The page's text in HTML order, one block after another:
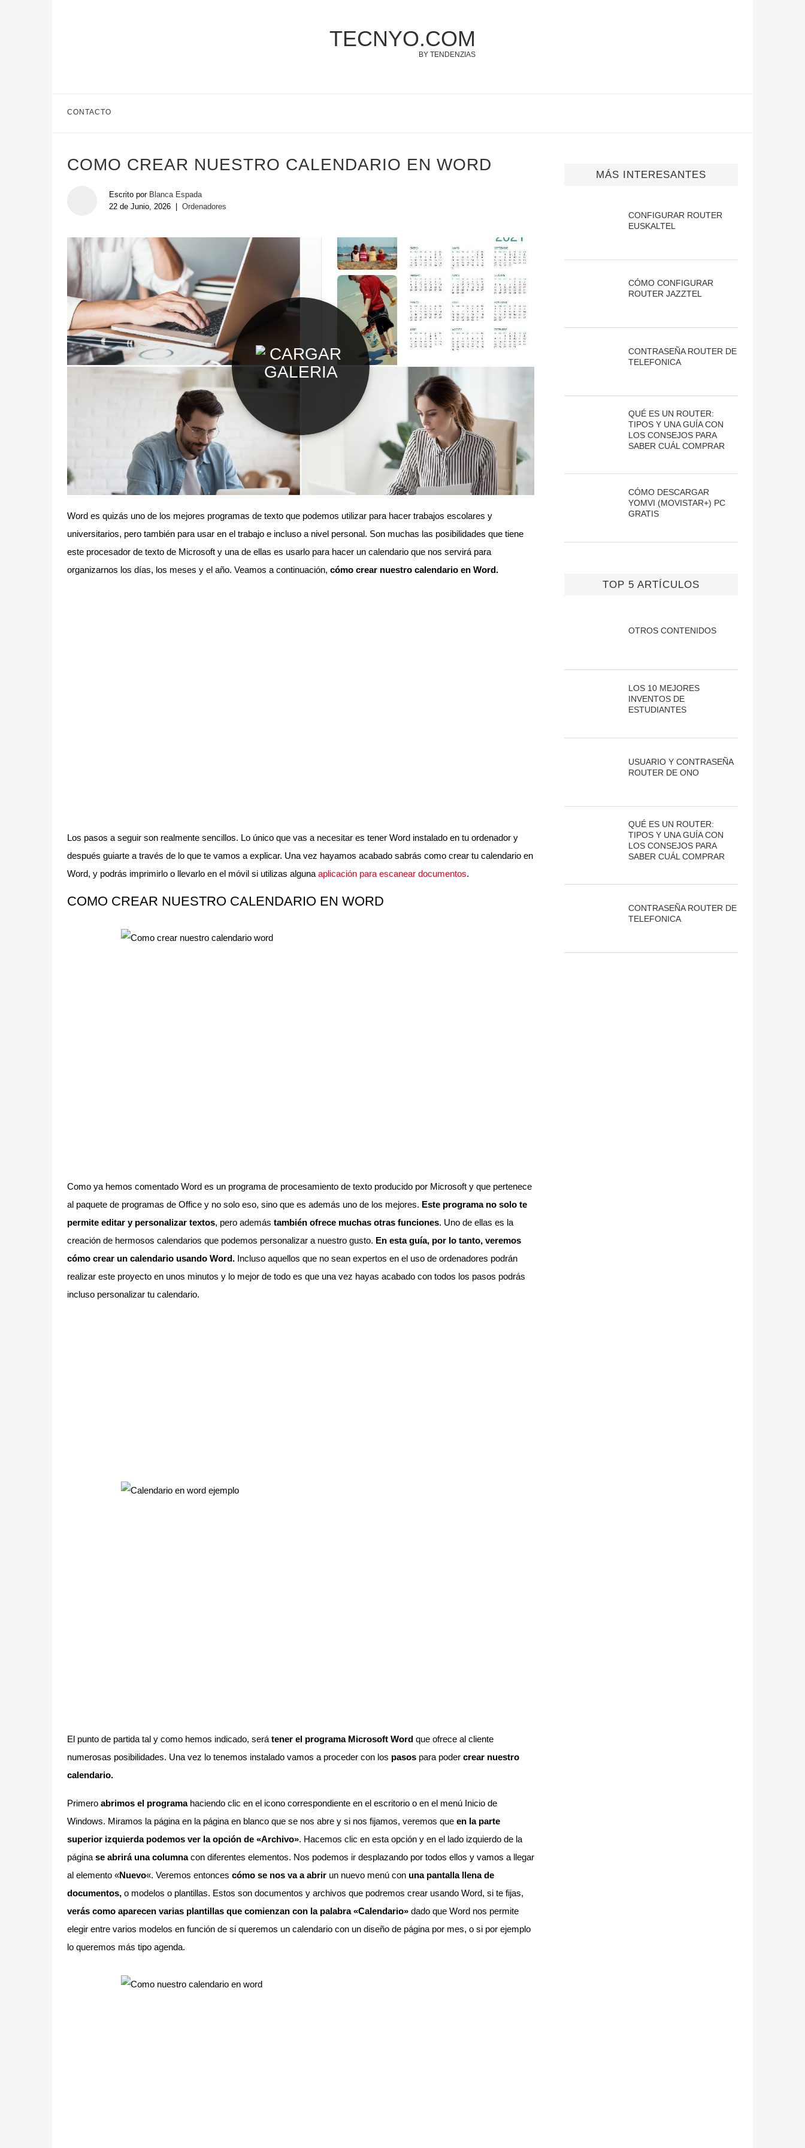
TECNYO.COM
BY TENDENZIAS
CONTACTO
COMO CREAR NUESTRO CALENDARIO EN WORD
Escrito por Blanca Espada
22 de Junio, 2026
Ordenadores
Word es quizás uno de los mejores programas de texto que podemos utilizar para hacer trabajos escolares y
universitarios, pero también para usar en el trabajo e incluso a nivel personal. Son muchas las posibilidades que tiene
este procesador de texto de Microsoft y una de ellas es usarlo para hacer un calendario que nos servirá para
organizarnos los días, los meses y el año. Veamos a continuación, cómo crear nuestro calendario en Word.
Los pasos a seguir son realmente sencillos. Lo único que vas a necesitar es tener Word instalado en tu ordenador y
después guiarte a través de lo que te vamos a explicar. Una vez hayamos acabado sabrás como crear tu calendario en
Word, y podrás imprimirlo o llevarlo en el móvil si utilizas alguna aplicación para escanear documentos.
COMO CREAR NUESTRO CALENDARIO EN WORD
Como ya hemos comentado Word es un programa de procesamiento de texto producido por Microsoft y que pertenece
al paquete de programas de Office y no solo eso, sino que es además uno de los mejores. Este programa no solo te
permite editar y personalizar textos, pero además también ofrece muchas otras funciones. Uno de ellas es la
creación de hermosos calendarios que podemos personalizar a nuestro gusto. En esta guía, por lo tanto, veremos
cómo crear un calendario usando Word. Incluso aquellos que no sean expertos en el uso de ordenadores podrán
realizar este proyecto en unos minutos y lo mejor de todo es que una vez hayas acabado con todos los pasos podrás
incluso personalizar tu calendario.
El punto de partida tal y como hemos indicado, será tener el programa Microsoft Word que ofrece al cliente
numerosas posibilidades. Una vez lo tenemos instalado vamos a proceder con los pasos para poder crear nuestro
calendario.
Primero abrimos el programahaciendo clic en el icono correspondiente en el escritorio o en el menú Inicio de
Windows. Miramos la página en la página en blanco que se nos abre y si nos fijamos, veremos que en la parte
superior izquierda podemos ver la opción de «Archivo». Hacemos clic en esta opción y en el lado izquierdo de la
página se abrirá una columnacon diferentes elementos. Nos podemos ir desplazando por todos ellos y vamos a llegar
al elemento «Nuevo«. Veremos entonces cómo se nos va a abrir un nuevo menú con una pantalla llena de
documentos, o modelos o plantillas. Estos son documentos y archivos que podremos crear usando Word, si te fijas,
verás como aparecen varias plantillas que comienzan con la palabra «Calendario» dado que Word nos permite
elegir entre varios modelos en función de si queremos un calendario con un diseño de página por mes, o si por ejemplo
lo queremos más tipo agenda.
MÁS INTERESANTES
CONFIGURAR ROUTER
EUSKALTEL
CÓMO CONFIGURAR
ROUTER JAZZTEL
CONTRASEÑA ROUTER DE
TELEFONICA
QUÉ ES UN ROUTER:
TIPOS Y UNA GUÍA CON
LOS CONSEJOS PARA
SABER CUÁL COMPRAR
CÓMO DESCARGAR
YOMVI (MOVISTAR+) PC
GRATIS
TOP 5 ARTÍCULOS
OTROS CONTENIDOS
LOS 10 MEJORES
INVENTOS DE
ESTUDIANTES
USUARIO Y CONTRASEÑA
ROUTER DE ONO
QUÉ ES UN ROUTER:
TIPOS Y UNA GUÍA CON
LOS CONSEJOS PARA
SABER CUÁL COMPRAR
CONTRASEÑA ROUTER DE
TELEFONICA